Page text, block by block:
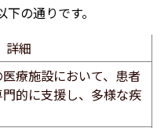
の通りです。
詳細
療施設において、患者
的に支援し、多様な疾